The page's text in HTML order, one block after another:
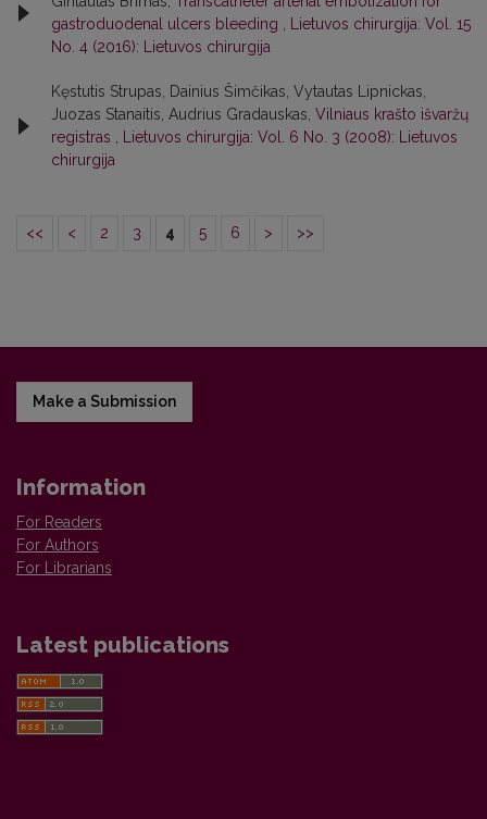
gastroduodenal ulcers bleeding
Lietuvos chirurgija: Vol. 15
No. 4 (2016): Lietuvos chirurgija
Kęstutis Strupas, Dainius Šimčikas, Vytautas Lipnickas,
Juozas Stanaitis, Audrius Gradauskas, Vilniaus krašto išvaržų
registras
Lietuvos chirurgija: Vol. 6 No. 3 (2008): Lietuvos
chirurgija
<< < 2 3 4 5 6 > >>
Make a Submission
Information
For Readers
For Authors
For Librarians
Latest publications